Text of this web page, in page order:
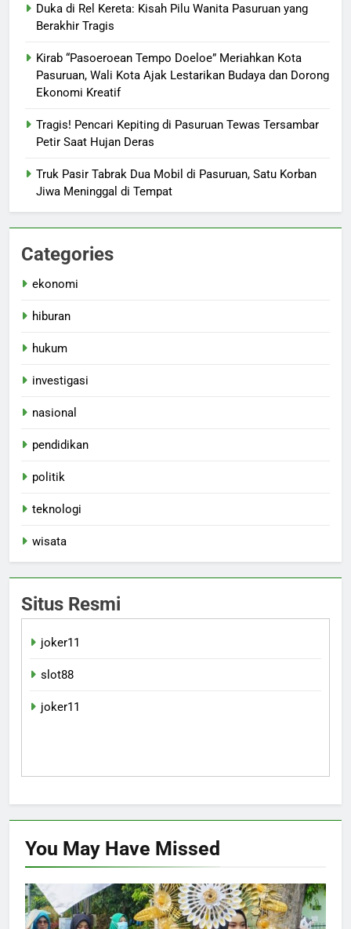
Duka di Rel Kereta: Kisah Pilu Wanita Pasuruan yang
Berakhir Tragis
Kirab “Pasoeroean Tempo Doeloe” Meriahkan Kota
Pasuruan, Wali Kota Ajak Lestarikan Budaya dan Dorong
Ekonomi Kreatif
Tragis! Pencari Kepiting di Pasuruan Tewas Tersambar
Petir Saat Hujan Deras
Truk Pasir Tabrak Dua Mobil di Pasuruan, Satu Korban
Jiwa Meninggal di Tempat
Categories
ekonomi
hiburan
hukum
investigasi
nasional
pendidikan
politik
teknologi
wisata
Situs Resmi
joker11
slot88
joker11
You May Have Missed
NASIONAL